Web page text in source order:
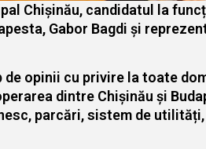
Chișinău, candidatul la
Gabor Bagdi și
opinii cu privire la toate
dintre Chișinău și
parcări, sistem de